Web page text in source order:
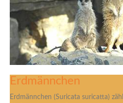
Erdmännchen
Erdmännchen (Suricata suricatta)